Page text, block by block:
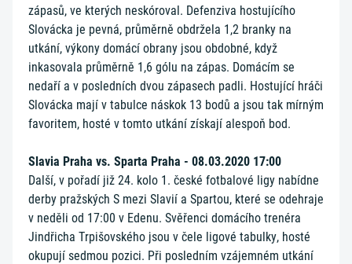
zápasů, ve kterých neskóroval. Defenziva hostujícího
Slovácka je pevná, průměrně obdržela 1,2 branky na
utkání, výkony domácí obrany jsou obdobné, když
inkasovala průměrně 1,6 gólu na zápas. Domácím se
nedaří a v posledních dvou zápasech padli. Hostující hráči
Slovácka mají v tabulce náskok 13 bodů a jsou tak mírným
favoritem, hosté v tomto utkání získají alespoň bod.
Slavia Praha vs. Sparta Praha - 08.03.2020 17:00
Další, v pořadí již 24. kolo 1. české fotbalové ligy nabídne
derby pražských S mezi Slavií a Spartou, které se odehraje
v neděli od 17:00 v Edenu. Svěřenci domácího trenéra
Jindřicha Trpišovského jsou v čele ligové tabulky, hosté
okupují sedmou pozici. Při posledním vzájemném utkání